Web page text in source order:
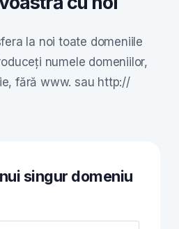
la noi toate domeniile
numele domeniilor,
fără www. sau http://
singur domeniu